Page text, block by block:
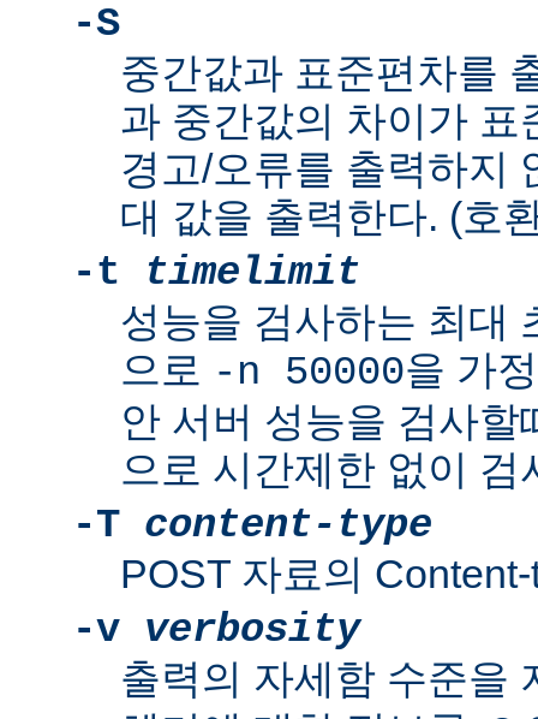
-S
중간값과 표준편차를
과 중간값의 차이가
경고/오류를 출력하지
대 값을 출력한다. (호
-t
timelimit
성능을 검사하는 최대
으로 -n 50000을 가
안 서버 성능을 검사
으로 시간제한 없이 검
-T content-type
POST 자료의
-v verbosity
출력의 자세함 수준을